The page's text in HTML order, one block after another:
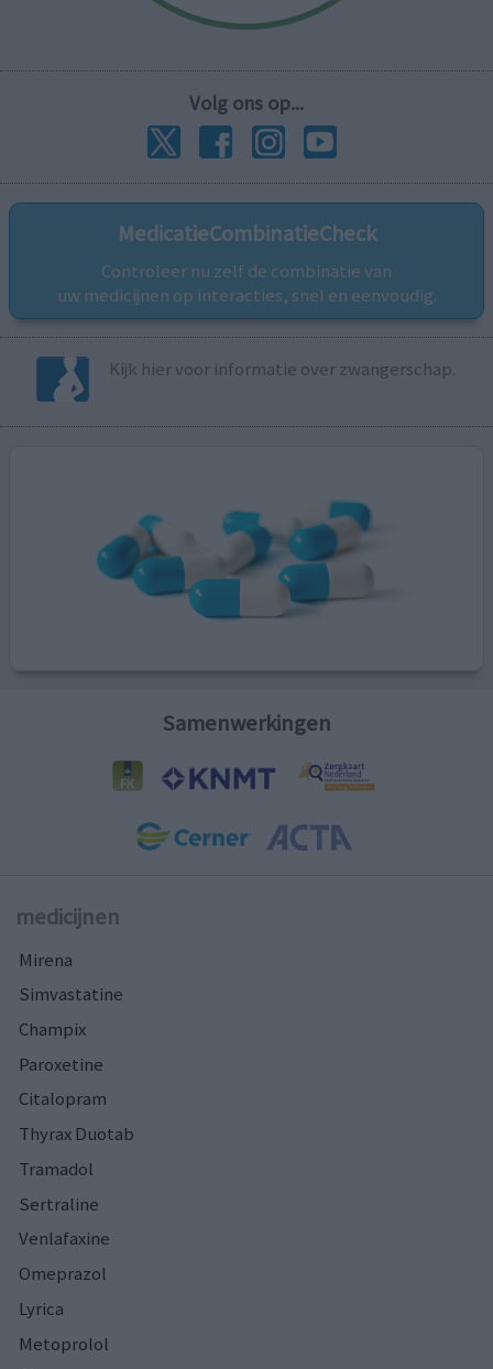
Volg ons op...
MedicatieCombinatieCheck
Controleer nu zelf de combinatie van
uw medicijnen op interacties, snel en eenvoudig.
Kijk hier voor informatie over zwangerschap.
Samenwerkingen
medicijnen
Mirena
Simvastatine
Champix
Paroxetine
Citalopram
Thyrax Duotab
Tramadol
Sertraline
Venlafaxine
Omeprazol
Lyrica
Metoprolol